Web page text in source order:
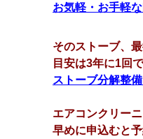
お気軽・お手軽
そのストーブ、
目安は3年に1回
ストーブ分解整
エアコンクリー
早めに申込むと